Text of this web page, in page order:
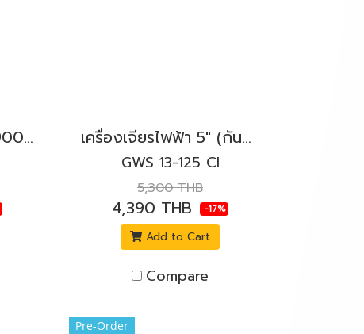
เครื่องเจียรไฟฟ้า 4" 900W. BOSCH รุ่น GWS 9-100 P สวิตช์บีบ เครื่องเจียรไฟฟ้า 5" (กันสะบัด) 1,300W BOSCH รุ่น GWS 13-125 CI สวิตช์ข้างล็อค
GWS 13-125 CI
5,300 THB
4,390 THB -17%
Add to Cart
Compare
Pre-Order